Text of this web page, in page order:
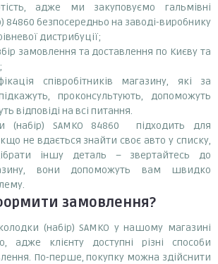
адже ми закуповуємо гальмівні
84860 безпосередньо на заводі-виробнику
дистрибуції;
замовлення та доставлення по Києву та
співробітників магазину, які за
проконсультують, допоможуть
відповіді на всі питання.
(набір) SAMKO 84860 підходить для
не вдається знайти своє авто у списку,
іншу деталь – звертайтесь до
вони допоможуть вам швидко
замовлення?
(набір) SAMKO у нашому магазині
адже клієнту доступні різні способи
По-перше, покупку можна здійснити